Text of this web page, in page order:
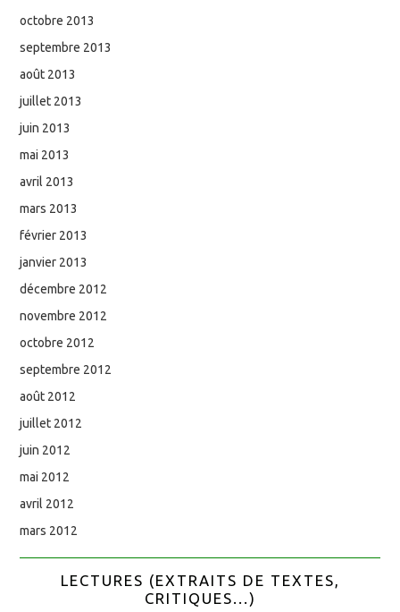
octobre 2013
septembre 2013
août 2013
juillet 2013
juin 2013
mai 2013
avril 2013
mars 2013
février 2013
janvier 2013
décembre 2012
novembre 2012
octobre 2012
septembre 2012
août 2012
juillet 2012
juin 2012
mai 2012
avril 2012
mars 2012
LECTURES (EXTRAITS DE TEXTES,
CRITIQUES...)